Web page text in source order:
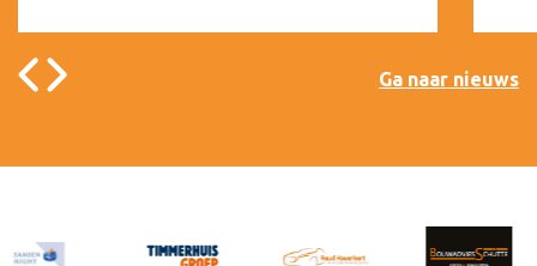
Ga naar nieuws